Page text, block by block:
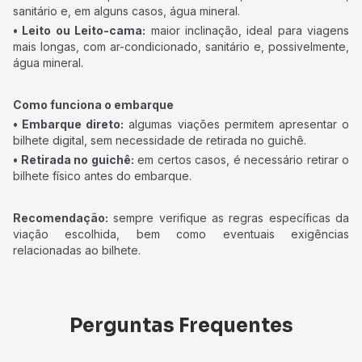
sanitário e, em alguns casos, água mineral.
• Leito ou Leito-cama: maior inclinação, ideal para viagens
mais longas, com ar-condicionado, sanitário e, possivelmente,
água mineral.
Como funciona o embarque
• Embarque direto: algumas viações permitem apresentar o
bilhete digital, sem necessidade de retirada no guichê.
• Retirada no guichê: em certos casos, é necessário retirar o
bilhete físico antes do embarque.
Recomendação: sempre verifique as regras específicas da
viação escolhida, bem como eventuais exigências
relacionadas ao bilhete.
Perguntas Frequentes